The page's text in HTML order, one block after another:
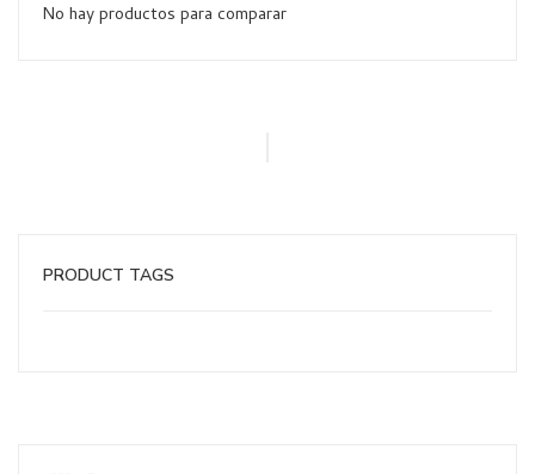
No hay productos para comparar
PRODUCT TAGS